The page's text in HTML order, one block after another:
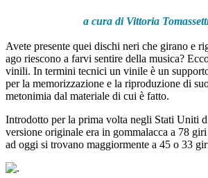
a cura di Vittoria
Avete presente quei dischi neri che girano e
ago riescono a farvi sentire della musica?
vinili. In termini tecnici un vinile è un
per la memorizzazione e la riproduzione di
metonimia dal materiale di cui è fatto.
Introdotto per la prima volta negli Stati Uniti
versione originale era in gommalacca a 78
ad oggi si trovano maggiormente a 45 o 33